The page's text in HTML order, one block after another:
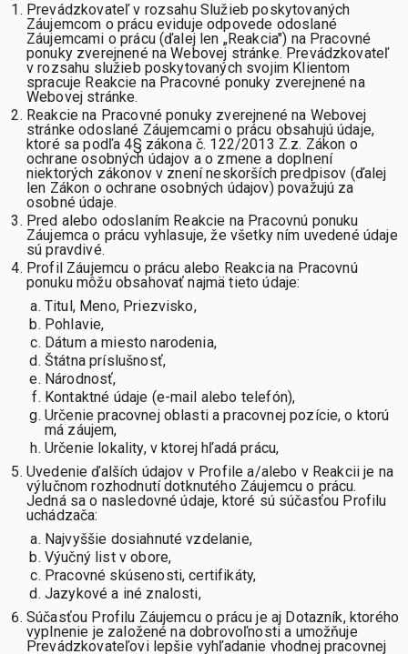
Prevádzkovateľ v rozsahu Služieb poskytovaných
Záujemcom o prácu eviduje odpovede odoslané
Záujemcami o prácu (ďalej len „Reakcia") na Pracovné
ponuky zverejnené na Webovej stránke. Prevádzkovateľ
v rozsahu služieb poskytovaných svojim Klientom
spracuje Reakcie na Pracovné ponuky zverejnené na
Webovej stránke.
Reakcie na Pracovné ponuky zverejnené na Webovej
stránke odoslané Záujemcami o prácu obsahujú údaje,
ktoré sa podľa 4§ zákona č. 122/2013 Z.z. Zákon o
ochrane osobných údajov a o zmene a doplnení
niektorých zákonov v znení neskorších predpisov (ďalej
len Zákon o ochrane osobných údajov) považujú za
osobné údaje.
Pred alebo odoslaním Reakcie na Pracovnú ponuku
Záujemca o prácu vyhlasuje, že všetky ním uvedené údaje
sú pravdivé.
Profil Záujemcu o prácu alebo Reakcia na Pracovnú
ponuku môžu obsahovať najmä tieto údaje:
Titul, Meno, Priezvisko,
Pohlavie,
Dátum a miesto narodenia,
Štátna príslušnosť,
Národnosť,
Kontaktné údaje (e-mail alebo telefón),
Určenie pracovnej oblasti a pracovnej pozície, o ktorú
má záujem,
Určenie lokality, v ktorej hľadá prácu,
Uvedenie ďalších údajov v Profile a/alebo v Reakcii je na
výlučnom rozhodnutí dotknutého Záujemcu o prácu.
Jedná sa o nasledovné údaje, ktoré sú súčasťou Profilu
uchádzača:
Najvyššie dosiahnuté vzdelanie,
Výučný list v obore,
Pracovné skúsenosti, certifikáty,
Jazykové a iné znalosti,
Súčasťou Profilu Záujemcu o prácu je aj Dotazník, ktorého
vyplnenie je založené na dobrovoľnosti a umožňuje
Prevádzkovateľovi lepšie vyhľadanie vhodnej pracovnej